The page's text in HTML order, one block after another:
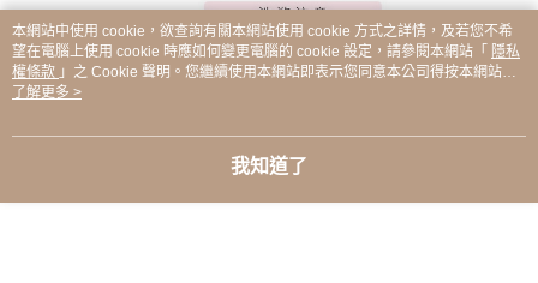
本網站中使用 cookie，欲查詢有關本網站使用 cookie 方式之詳情，及若您不希
望在電腦上使用 cookie 時應如何變更電腦的 cookie 設定，請參閱本網站「 隱私
權條款 」之 Cookie 聲明。您繼續使用本網站即表示您同意本公司得按本網站使
用條款之 Cookie 聲明使用 cookie。
了解更多 >
我知道了